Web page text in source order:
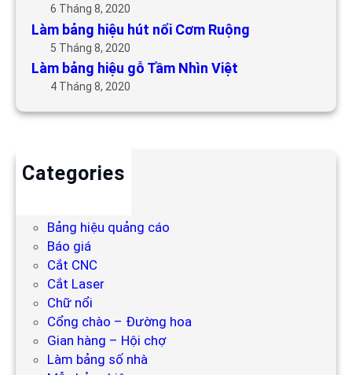
6 Tháng 8, 2020
Làm bảng hiệu hút nổi Cơm Ruộng
5 Tháng 8, 2020
Làm bảng hiệu gỗ Tầm Nhìn Việt
4 Tháng 8, 2020
Categories
Bảng hiệu quảng cáo
Báo giá
Cắt CNC
Cắt Laser
Chữ nổi
Cổng chào – Đường hoa
Gian hàng – Hội chợ
Làm bảng số nhà